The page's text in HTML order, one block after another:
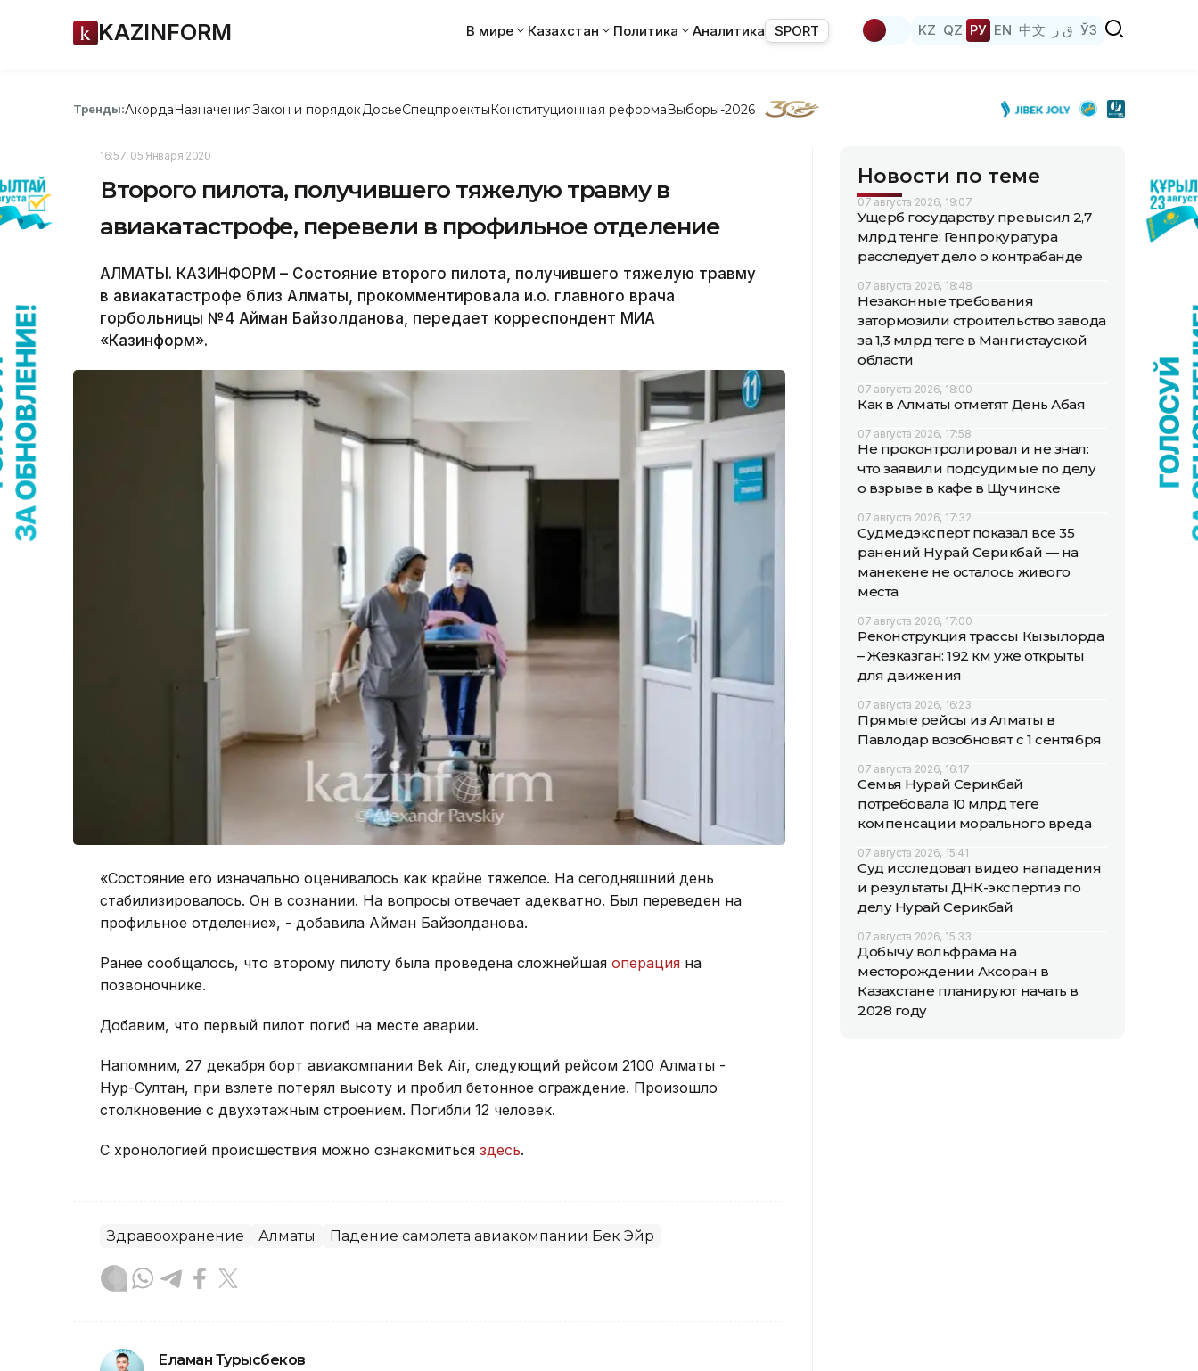
KAZINFORM В мире Казахстан Политика Аналитика SPORT KZ QZ РУ EN 中文 ق ز ЎЗ
Тренды:АкордаНазначенияЗакон и порядок ДосьеСпецпроектыКонституционная реформаВыборы-2026
16:57, 05 Января 2020
Второго пилота, получившего тяжелую травму в
авиакатастрофе, перевели в профильное отделение
АЛМАТЫ. КАЗИНФОРМ – Состояние второго пилота, получившего тяжелую травму
в авиакатастрофе близ Алматы, прокомментировала и.о. главного врача
горбольницы №4 Айман Байзолданова, передает корреспондент МИА
«Казинформ».
«Состояние его изначально оценивалось как крайне тяжелое. На сегодняшний день
стабилизировалось. Он в сознании. На вопросы отвечает адекватно. Был переведен на
профильное отделение», - добавила Айман Байзолданова.
Ранее сообщалось, что второму пилоту была проведена сложнейшая операция на
позвоночнике.
Добавим, что первый пилот погиб на месте аварии.
Напомним, 27 декабря борт авиакомпании Bek Air, следующий рейсом 2100 Алматы -
Нур-Султан, при взлете потерял высоту и пробил бетонное ограждение. Произошло
столкновение с двухэтажным строением. Погибли 12 человек.
С хронологией происшествия можно ознакомиться здесь.
Здравоохранение Алматы Падение самолета авиакомпании Бек Эйр
Еламан Турысбеков
Новости по теме
07 августа 2026, 19:07
Ущерб государству превысил 2,7
млрд тенге: Генпрокуратура
расследует дело о контрабанде
07 августа 2026, 18:48
Незаконные требования
затормозили строительство завода
за 1,3 млрд теңге в Мангистауской
области
07 августа 2026, 18:00
Как в Алматы отметят День Абая
07 августа 2026, 17:58
Не проконтролировал и не знал:
что заявили подсудимые по делу
о взрыве в кафе в Щучинске
07 августа 2026, 17:32
Судмедэксперт показал все 35
ранений Нурай Серикбай — на
манекене не осталось живого
места
07 августа 2026, 17:00
Реконструкция трассы Кызылорда
– Жезказган: 192 км уже открыты
для движения
07 августа 2026, 16:23
Прямые рейсы из Алматы в
Павлодар возобновят с 1 сентября
07 августа 2026, 16:17
Семья Нурай Серикбай
потребовала 10 млрд теңге
компенсации морального вреда
07 августа 2026, 15:41
Суд исследовал видео нападения
и результаты ДНК-экспертиз по
делу Нурай Серикбай
07 августа 2026, 15:33
Добычу вольфрама на
месторождении Аксоран в
Казахстане планируют начать в
2028 году